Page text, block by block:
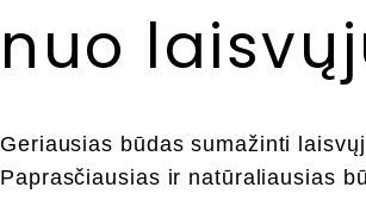
nuo
Geriausias būdas sumažinti
Paprasčiausias ir natūraliausias